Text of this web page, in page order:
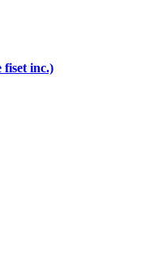
fiset inc.)